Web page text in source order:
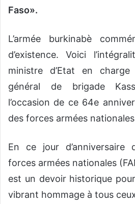
Faso».
L’armée burkinabè
d’existence. Voici
ministre d’Etat en
général de brigade
l’occasion de ce 64e
des forces armées
En ce jour
forces armées nationales
est un devoir historique
vibrant hommage à tous